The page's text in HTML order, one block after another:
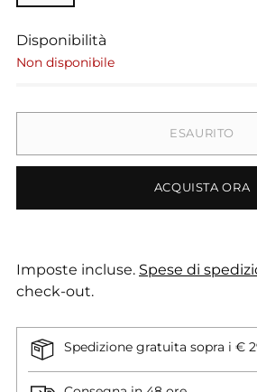
Disponibilità
Non disponibile
ESAURITO
ACQUISTA ORA
Imposte incluse. Spese di
check-out.
Spedizione gratuita sopra i €